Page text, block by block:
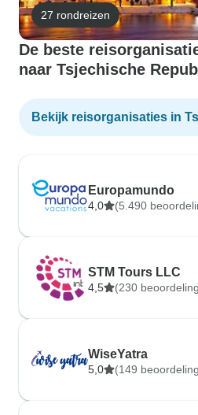
27 rondreizen
De beste
naar Tsjechische
Bekijk reisorganisaties in
Europamundo
4,0 (5.490
STM Tours LLC
4,5 (230
WiseYatra
5,0 (149